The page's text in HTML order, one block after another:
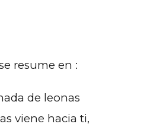
resume en :
de leonas
viene hacia ti,